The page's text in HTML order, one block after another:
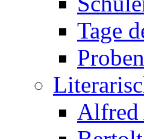
Tage
Alfred